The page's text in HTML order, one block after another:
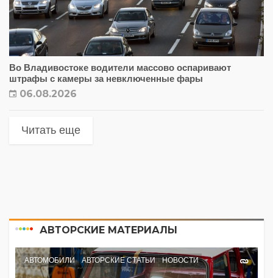
Во Владивостоке водители массово оспаривают
штрафы с камеры за невключенные фары
06.08.2026
Читать еще
АВТОРСКИЕ МАТЕРИАЛЫ
АВТОМОБИЛИ АВТОРСКИЕ СТАТЬИ НОВОСТИ